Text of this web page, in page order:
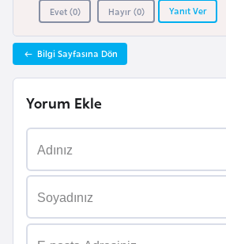
Evet (0) Hayır (0) Yanıt Ver
Bilgi Sayfasına Dön
Yorum Ekle
a
r
s
t
n
B